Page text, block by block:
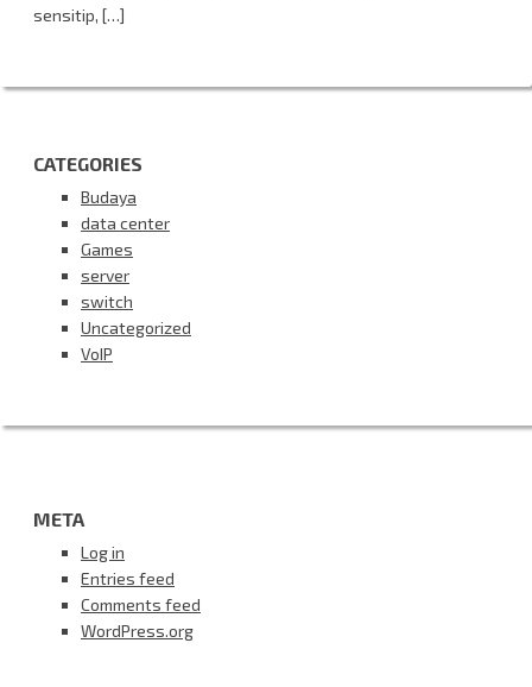
sensitip, […]
CATEGORIES
Budaya
data center
Games
server
switch
Uncategorized
VoIP
META
Log in
Entries feed
Comments feed
WordPress.org